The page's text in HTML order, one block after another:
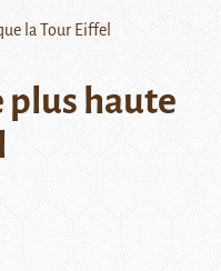
la Tour Eiffel
plus haute